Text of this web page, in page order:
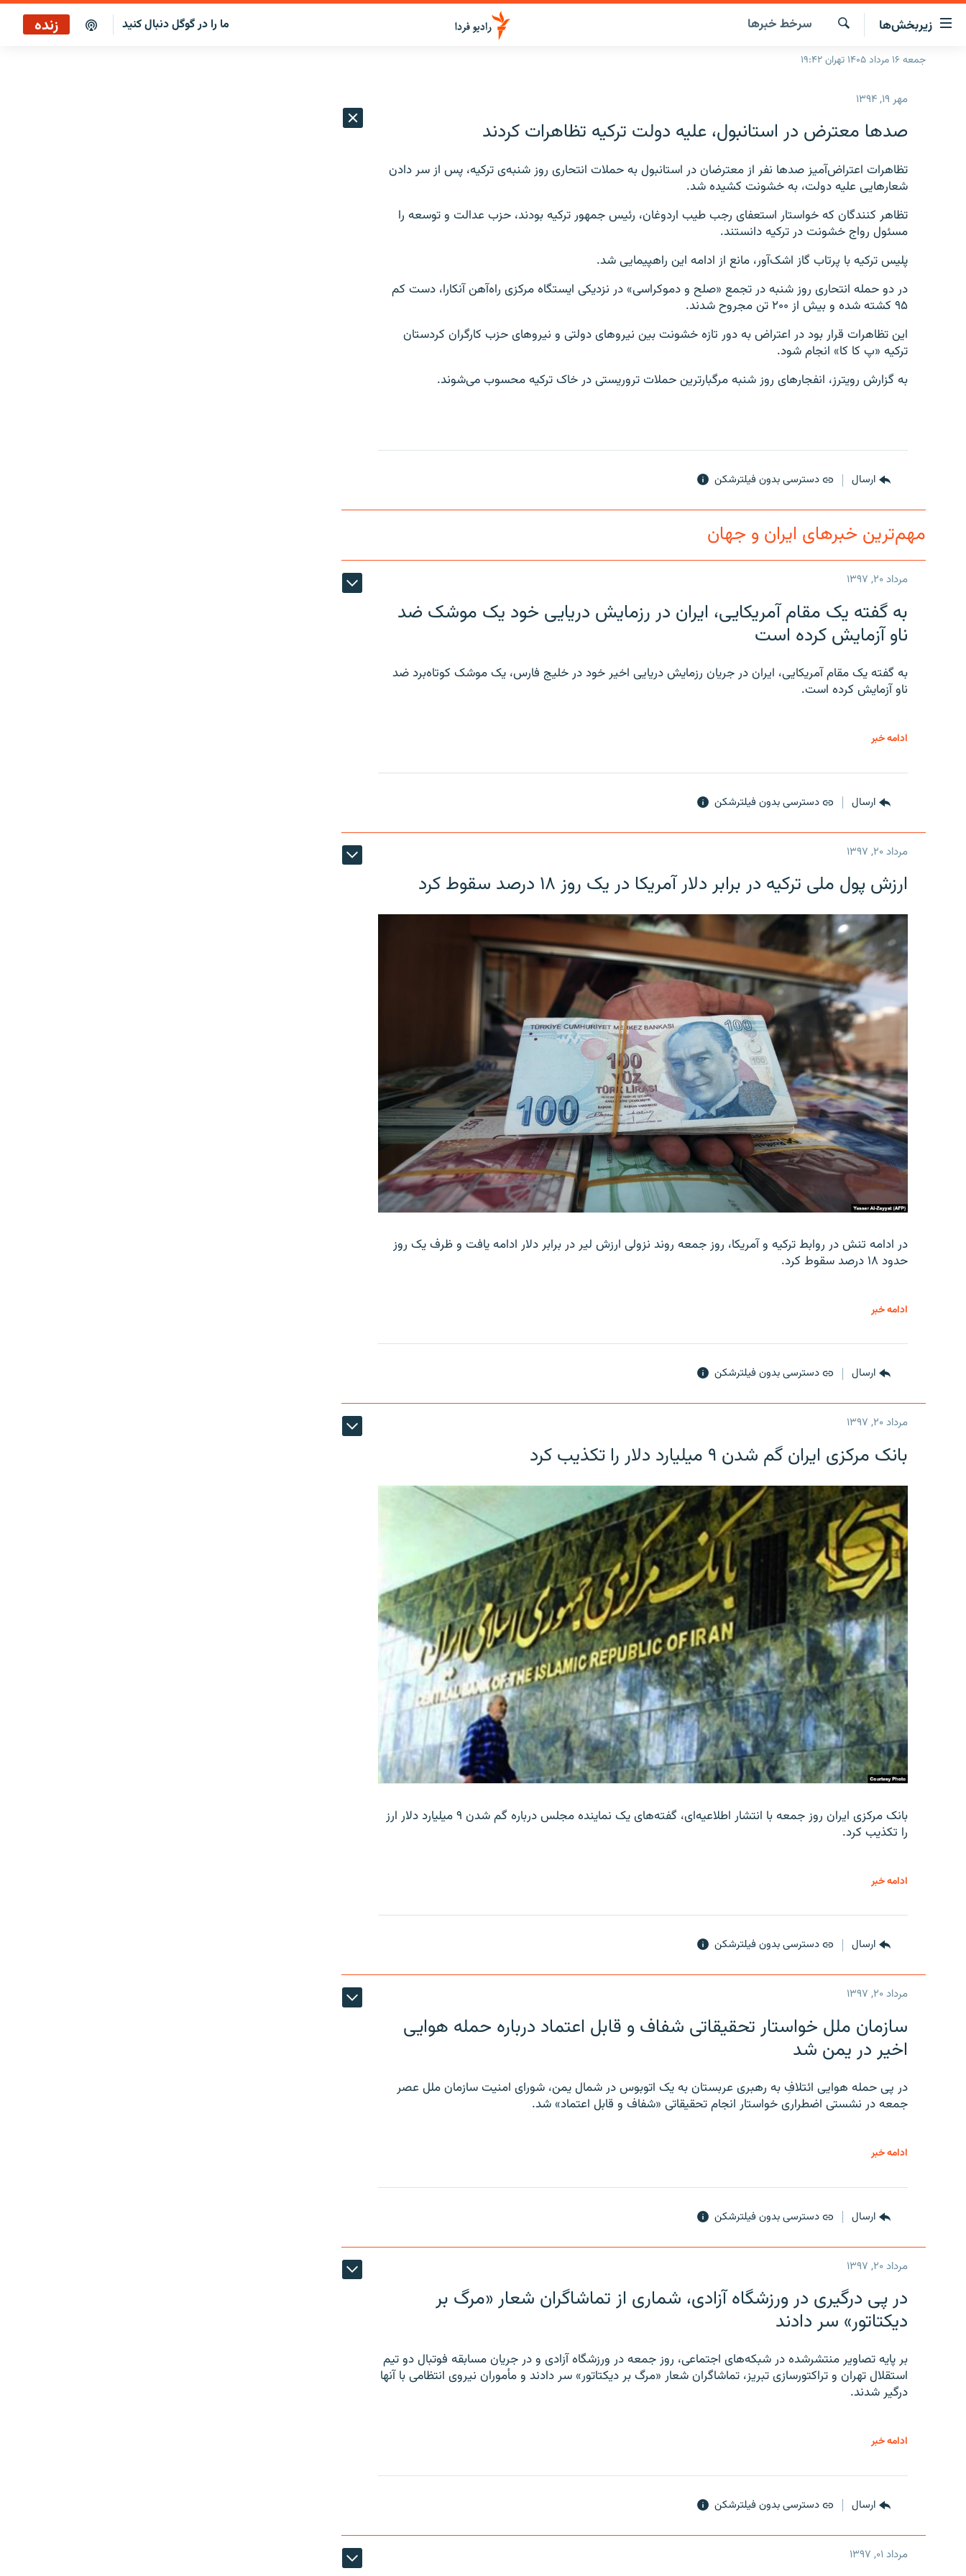
لینک‌های
قابلیت
دسترسی
زیربخش‌ها
صفحه اصلی
انتخاب کنید و بشنوید
برنامه‌های رادیویی
فرکانس‌ها
چندرسانه‌ای
گزارش‌های تصویری
جستجو
سرخط‌ خبرها ما را در گوگل دنبال کنید زنده
جمعه ۱۶ مرداد ۱۴۰۵ تهران ۱۹:۴۲
مهر ۱۹, ۱۳۹۴
صدها معترض در استانبول، علیه دولت ترکیه تظاهرات کردند
تظاهرات اعتراض‌آمیز صدها نفر از معترضان در استانبول به حملات انتحاری روز شنبه‌ی ترکیه، پس از سر دادن
شعارهایی علیه دولت، به خشونت کشیده شد.
تظاهر کنندگان که خواستار استعفای رجب طیب اردوغان، رئیس جمهور ترکیه بودند، حزب عدالت و توسعه را
مسئول رواج خشونت در ترکیه ‌دانستند.
پلیس ترکیه با پرتاب گاز اشک‌آور، مانع از ادامه این راهپیمایی شد.
در دو حمله انتحاری روز شنبه در تجمع «صلح و دموکراسی» در نزدیکی ایستگاه مرکزی راه‌آهن آنکارا، دست کم
۹۵ کشته شده و بیش از ۲۰۰ تن مجروح شدند.
این تظاهرات قرار بود در اعتراض به دور تازه خشونت بین نیروهای دولتی و نیروهای حزب کارگران کردستان
ترکیه «پ کا کا» انجام شود.
به گزارش رویترز، انفجارهای روز شنبه مرگبار‌ترین حملات تروریستی در خاک ترکیه محسوب می‌شوند.
ارسال دسترسی بدون فیلترشکن
مهم‌ترین خبرهای ایران و جهان
مرداد ۲۰, ۱۳۹۷
به گفته یک مقام آمریکایی، ایران در رزمایش دریایی خود یک موشک ضد
ناو آزمایش کرده است
به گفته یک مقام آمریکایی، ایران در جریان رزمایش دریایی اخیر خود در خلیج فارس، یک موشک کوتاه‌برد ضد
ناو آزمایش کرده است.
ادامه خبر
ارسال دسترسی بدون فیلترشکن
مرداد ۲۰, ۱۳۹۷
ارزش پول ملی ترکیه در برابر دلار آمریکا در یک روز ۱۸ درصد سقوط کرد
در ادامه تنش در روابط ترکیه و آمریکا، روز جمعه روند نزولی ارزش لیر در برابر دلار ادامه یافت و ظرف یک روز
حدود ۱۸ درصد سقوط کرد.
ادامه خبر
ارسال دسترسی بدون فیلترشکن
مرداد ۲۰, ۱۳۹۷
بانک مرکزی ایران گم شدن ۹ میلیارد دلار را تکذیب کرد
بانک مرکزی ایران روز جمعه با انتشار اطلاعیه‌ای، گفته‌های یک نماینده مجلس درباره گم شدن ۹ میلیارد دلار ارز
را تکذیب کرد.
ادامه خبر
ارسال دسترسی بدون فیلترشکن
مرداد ۲۰, ۱۳۹۷
سازمان ملل خواستار تحقیقاتی شفاف و قابل اعتماد درباره حمله هوایی
اخیر در یمن شد
در پی حمله هوایی ائتلافِ به رهبری عربستان به یک اتوبوس در شمال یمن، شورای امنیت سازمان ملل عصر
جمعه در نشستی اضطراری خواستار انجام تحقیقاتی «شفاف و قابل اعتماد» شد.
ادامه خبر
ارسال دسترسی بدون فیلترشکن
مرداد ۲۰, ۱۳۹۷
در پی درگیری در ورزشگاه آزادی، شماری از تماشاگران شعار «مرگ بر
دیکتاتور» سر دادند
بر پایه تصاویر منتشرشده در شبکه‌های اجتماعی، روز جمعه در ورزشگاه آزادی و در جریان مسابقه فوتبال دو تیم
استقلال تهران و تراکتورسازی تبریز، تماشاگران شعار «مرگ بر دیکتاتور» سر دادند و مأموران نیروی انتظامی با آنها
درگیر شدند.
ادامه خبر
ارسال دسترسی بدون فیلترشکن
مرداد ۰۱, ۱۳۹۷